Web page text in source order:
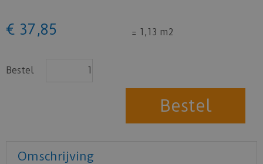
€ 37,85 = 1,13 m2
Bestel
Omschrijving